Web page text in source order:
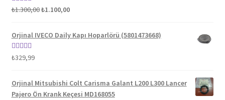
5 üzerinden
₺1.300,00Orijinal
₺1.300,00.
₺1.100,00Şu
fiyat:
Orjinal IVECO Daily Kapı Hoparlörü (5801473668)
5 üzerinden
₺329,99
Orjinal Mitsubishi Colt Carisma Galant L200 L300 Lancer
Pajero Ön Krank Keçesi MD168055